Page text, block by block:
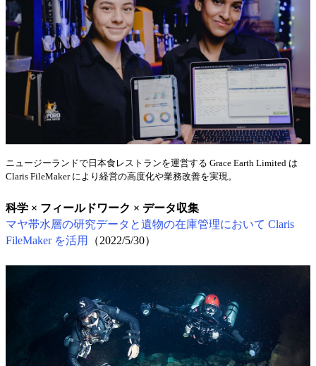
ニュージーランドで日本食レストランを運営する Grace Earth Limited は
Claris FileMaker により経営の高度化や業務改善を実現。
科学 × フィールドワーク × データ収集
マヤ帯水層の研究データと遺物の在庫管理において Claris
FileMaker を活用
（2022/5/30）